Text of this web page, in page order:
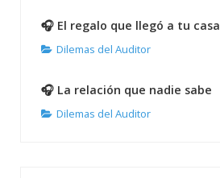
🎧 El regalo que llegó a tu casa
Dilemas del Auditor
🎧 La relación que nadie sabe
Dilemas del Auditor